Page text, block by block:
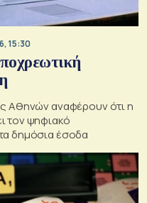
15:30
Αθηνών αναφέρουν ότι η
τον ψηφιακό
δημόσια έσοδα